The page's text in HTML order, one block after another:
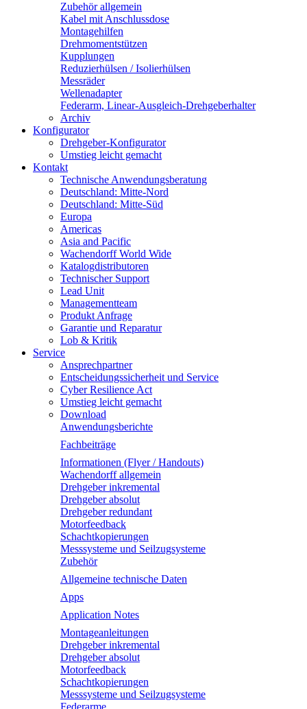
Zubehör allgemein
Kabel mit Anschlussdose
Montagehilfen
Drehmomentstützen
Kupplungen
Reduzierhülsen / Isolierhülsen
Messräder
Wellenadapter
Federarm, Linear-Ausgleich-Drehgeberhalter
Archiv
Konfigurator
Drehgeber-Konfigurator
Umstieg leicht gemacht
Kontakt
Technische Anwendungsberatung
Deutschland: Mitte-Nord
Deutschland: Mitte-Süd
Europa
Americas
Asia and Pacific
Wachendorff World Wide
Katalogdistributoren
Technischer Support
Lead Unit
Managementteam
Produkt Anfrage
Garantie und Reparatur
Lob & Kritik
Service
Ansprechpartner
Entscheidungssicherheit und Service
Cyber Resilience Act
Umstieg leicht gemacht
Download
Anwendungsberichte
Fachbeiträge
Informationen (Flyer / Handouts)
Wachendorff allgemein
Drehgeber inkremental
Drehgeber absolut
Drehgeber redundant
Motorfeedback
Schachtkopierungen
Messsysteme und Seilzugsysteme
Zubehör
Allgemeine technische Daten
Apps
Application Notes
Montageanleitungen
Drehgeber inkremental
Drehgeber absolut
Motorfeedback
Schachtkopierungen
Messsysteme und Seilzugsysteme
Federarme